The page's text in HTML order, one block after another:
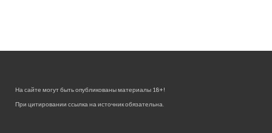
На сайте могут быть опубликованы материалы 18+!
При цитировании ссылка на источник обязательна.